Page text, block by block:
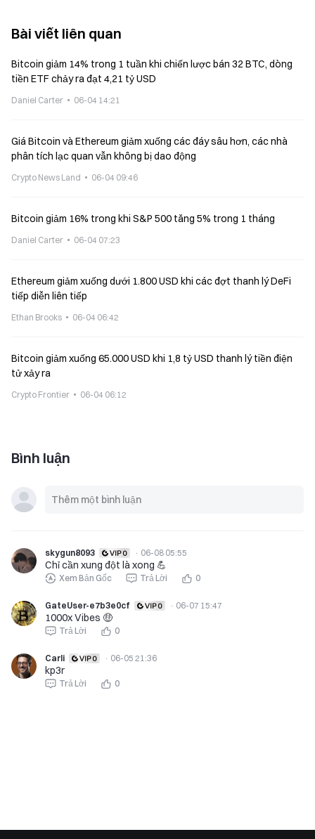
Bài viết liên quan
Bitcoin giảm 14% trong 1 tuần khi chiến lược bán 32 BTC, dòng
tiền ETF chảy ra đạt 4,21 tỷ USD
Daniel Carter 06-04 14:21
Giá Bitcoin và Ethereum giảm xuống các đáy sâu hơn, các nhà
phân tích lạc quan vẫn không bị dao động
Crypto News Land 06-04 09:46
Bitcoin giảm 16% trong khi S&P 500 tăng 5% trong 1 tháng
Daniel Carter 06-04 07:23
Ethereum giảm xuống dưới 1.800 USD khi các đợt thanh lý DeFi
tiếp diễn liên tiếp
Ethan Brooks 06-04 06:42
Bitcoin giảm xuống 65.000 USD khi 1,8 tỷ USD thanh lý tiền điện
tử xảy ra
Crypto Frontier 06-04 06:12
Bình luận
skygun8093 · 06-08 05:55
Chỉ cần xung đột là xong 💪
Xem Bản Gốc Trả Lời 0
GateUser-e7b3e0cf · 06-07 15:47
1000x Vibes 🤑
Trả Lời 0
Carli · 06-05 21:36
kp3r
Trả Lời 0